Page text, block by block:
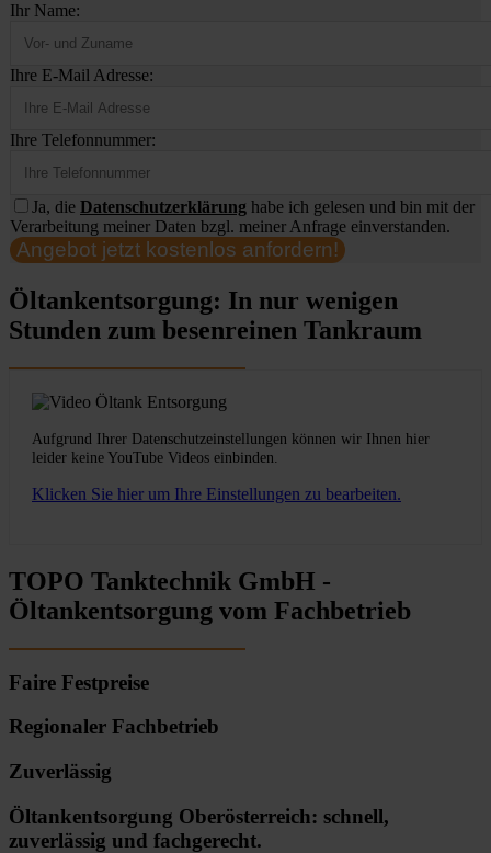
Ihr Name:
Ihre E-Mail Adresse:
Ihre Telefonnummer:
Ja, die Datenschutzerklärung habe ich gelesen und bin mit der
Verarbeitung meiner Daten bzgl. meiner Anfrage einverstanden.
Angebot jetzt kostenlos anfordern!
Öltankentsorgung: In nur wenigen
Stunden zum besenreinen Tankraum
Aufgrund Ihrer Datenschutzeinstellungen können wir Ihnen hier
leider keine YouTube Videos einbinden.
Klicken Sie hier um Ihre Einstellungen zu bearbeiten.
TOPO Tanktechnik GmbH -
Öltankentsorgung vom Fachbetrieb
Faire Festpreise
Regionaler Fachbetrieb
Zuverlässig
Öltankentsorgung Oberösterreich: schnell,
zuverlässig und fachgerecht.